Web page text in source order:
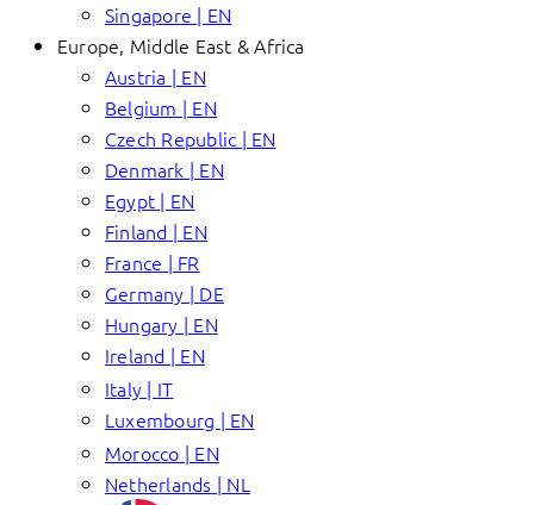
Singapore | EN
Europe, Middle East & Africa
Austria | EN
Belgium | EN
Czech Republic | EN
Denmark | EN
Egypt | EN
Finland | EN
France | FR
Germany | DE
Hungary | EN
Ireland | EN
Italy | IT
Luxembourg | EN
Morocco | EN
Netherlands | NL